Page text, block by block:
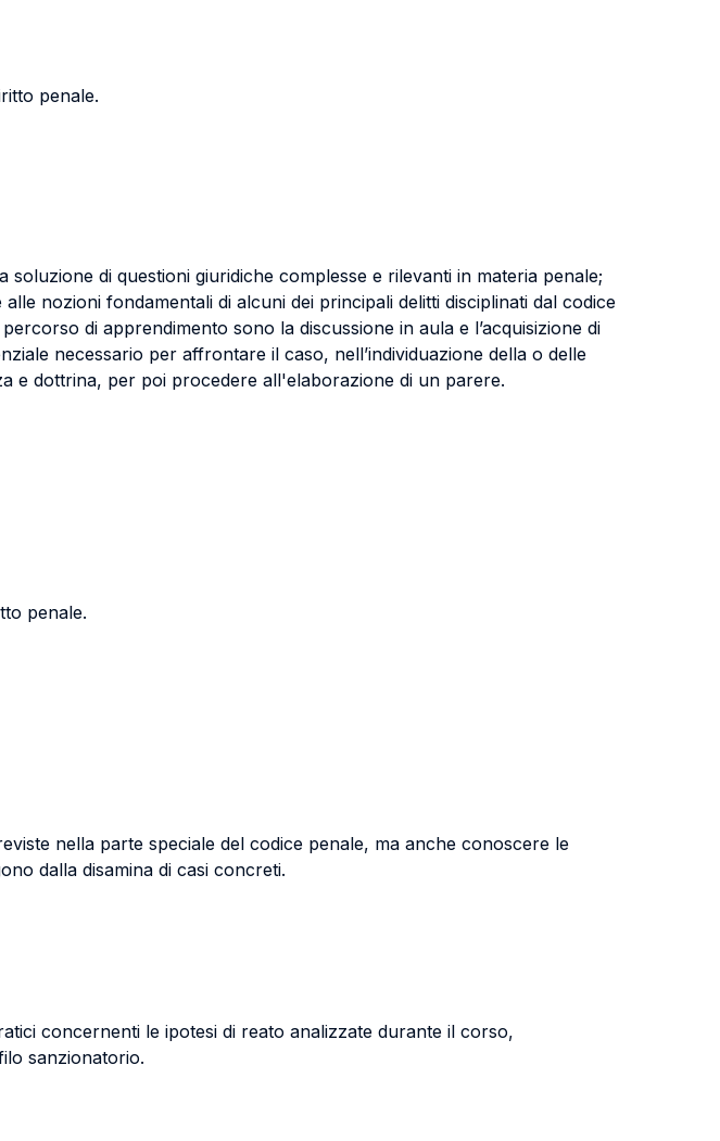
penale.
di questioni giuridiche complesse e rilevanti in materia penale;
nozioni fondamentali di alcuni dei principali delitti disciplinati dal codice
di apprendimento sono la discussione in aula e l’acquisizione di
necessario per affrontare il caso, nell’individuazione della o delle
e dottrina, per poi procedere all'elaborazione di un parere.
penale.
nella parte speciale del codice penale, ma anche conoscere le
dalla disamina di casi concreti.
concernenti le ipotesi di reato analizzate durante il corso,
sanzionatorio.